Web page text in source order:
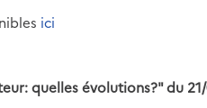
ici
quelles évolutions?" du 21/